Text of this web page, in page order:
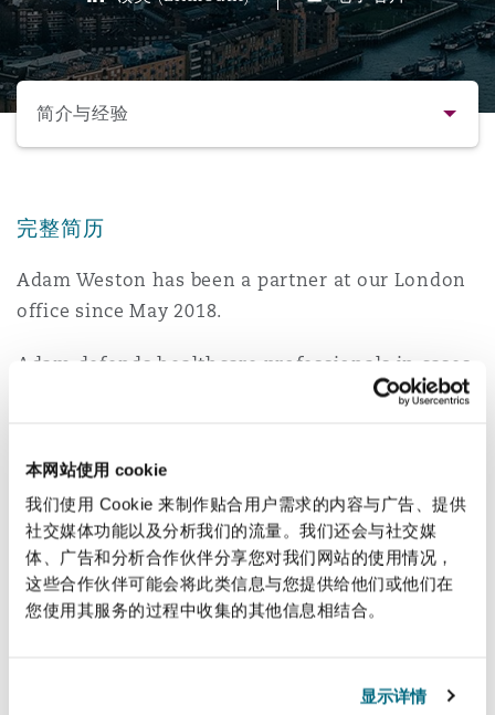
本网站使用 cookie
我们使用 Cookie 来制作贴合用户需求的内容与广告、提供
社交媒体功能以及分析我们的流量。我们还会与社交媒
体、广告和分析合作伙伴分享您对我们网站的使用情况，
这些合作伙伴可能会将此类信息与您提供给他们或他们在
您使用其服务的过程中收集的其他信息相结合。
显示详情
Finance & Leasing
MRO (Maintenance, Repair &
Non-Contentious
Regulatory
Satellite & Space
金融
Employment Practices
Marine
Political Risk & Trade Credit
Product Liability & Recall
目和建筑工程 房地产
管法规与调查
Internal Investigations
隆坡 – 联营办公室
尔本
斯
加坡
尼
雅得
佛
萨斯城
杉矶
特利尔
泽西
柏林（圣史蒂芬绿地大厦）
塞尔多夫
拉斯哥（G1大厦）
堡
兹
选择所需部分
简介与经验
业务领域
完整简历
Adam Weston has been a partner at our London
office since May 2018.
Adam defends healthcare professionals in cases
involving gross negligence manslaughter,
common assault, fraud against the NHS, racially
course of justice and indecent images of
children. He also routinely advises clients in
relation to DBS matters, following the closure of
criminal and regulatory investigations.
businesses—in regulatory, disciplinary, inquest